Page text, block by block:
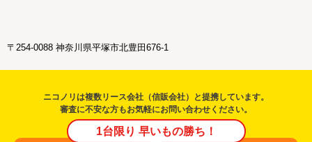
〒254-0088 神奈川県平塚市北豊田676-1
ニコノリは複数リース会社（信販会社）と提携しています。
審査に不安な方もお気軽にお問い合わせください。
1台限り 早いもの勝ち！